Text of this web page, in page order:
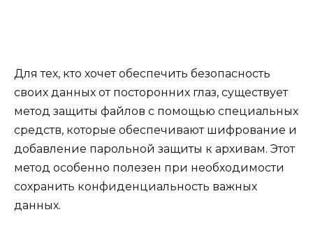
Для тех, кто хочет обеспечить безопасность
своих данных от посторонних глаз, существует
метод защиты файлов с помощью специальных
средств, которые обеспечивают шифрование и
добавление парольной защиты к архивам. Этот
метод особенно полезен при необходимости
сохранить конфиденциальность важных
данных.